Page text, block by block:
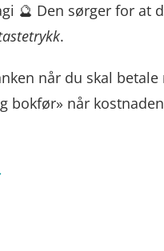
🔮 Den sørger for at
.
når du skal betale
bokfør» når